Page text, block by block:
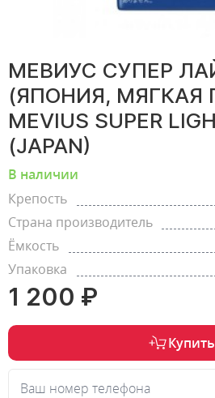
МЕВИУС СУПЕР
(ЯПОНИЯ, МЯГКАЯ
MEVIUS SUPER
(JAPAN)
В наличии
Крепость
Страна производитель
Ёмкость
Упаковка
1 200 ₽
Купить
Ваш номер телефона